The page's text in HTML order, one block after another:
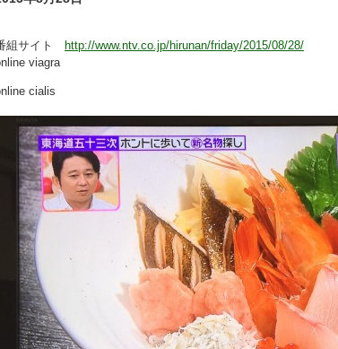
組サイト
http://www.ntv.co.jp/hirunan/friday/2015/08/28/
viagra
cialis